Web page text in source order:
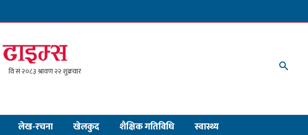
लेख-रचना खेलकुद शैक्षिक गतिविधि स्वास्थ्य